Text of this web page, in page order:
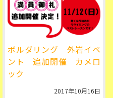
ボルダリング 外岩イベ
ント 追加開催 カメロ
ック
2017年10月16日